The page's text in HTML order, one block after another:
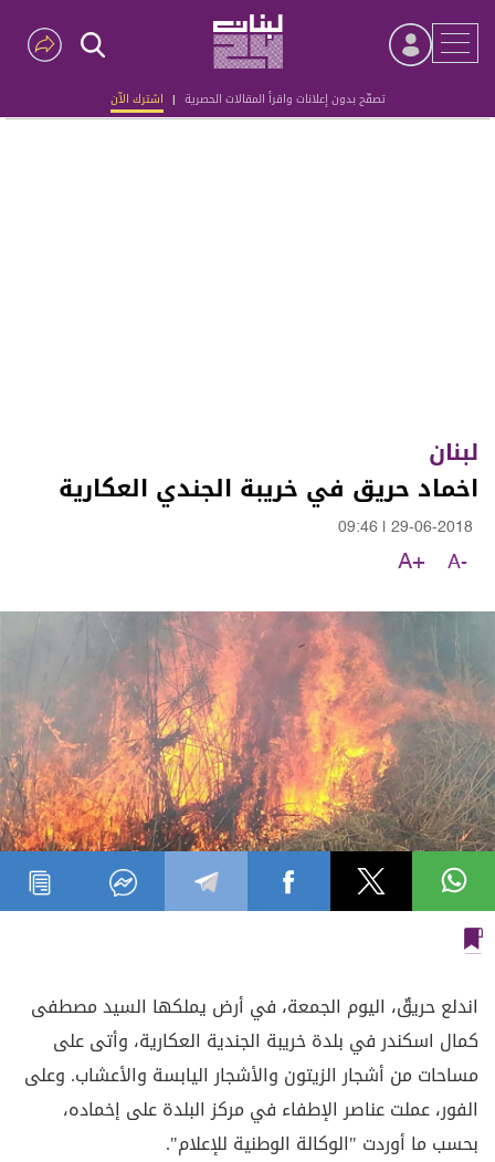
تصفّح بدون إعلانات واقرأ المقالات الحصرية | اشترك الآن
Advertisement
لبنان
اخماد حريق في خريبة الجندي العكارية
29-06-2018
09:46
A-
A+
اندلع حريقٌ، اليوم الجمعة، في أرض يملكها السيد مصطفى
كمال اسكندر في بلدة خريبة الجندية العكارية، وأتى على
مساحات من أشجار الزيتون والأشجار اليابسة والأعشاب. وعلى
الفور، عملت عناصر الإطفاء في مركز البلدة على إخماده،
بحسب ما أوردت "الوكالة الوطنية للإعلام".